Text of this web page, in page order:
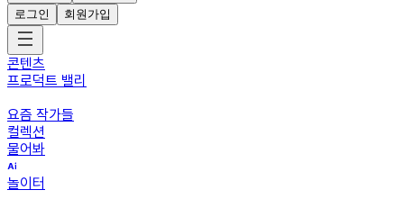
로그인
회원가입
콘텐츠
프로덕트 밸리
요즘 작가들
컬렉션
물어봐
놀이터